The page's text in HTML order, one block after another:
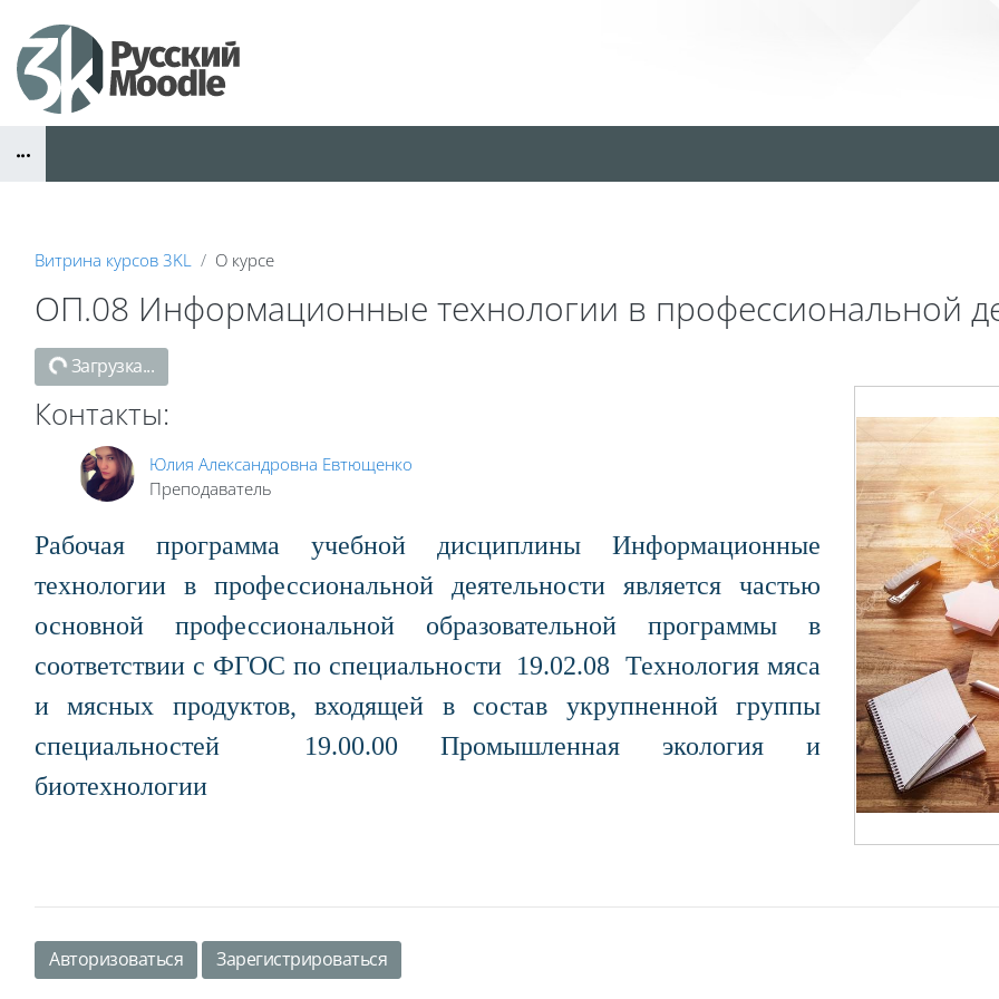
Витрина курсов 3KL О курсе
ОП.08 Информационные технологии в профессиональной
Блоки
Загрузка...
Контакты:
Юлия Александровна Евтющенко
Преподаватель
Рабочая программа учебной дисциплины Информационные
технологии в профессиональной деятельности является частью
основной профессиональной образовательной программы в
соответствии с ФГОС по специальности 19.02.08 Технология мяса
и мясных продуктов, входящей в состав укрупненной группы
специальностей 19.00.00 Промышленная экология и
биотехнологии
Авторизоваться Зарегистрироваться